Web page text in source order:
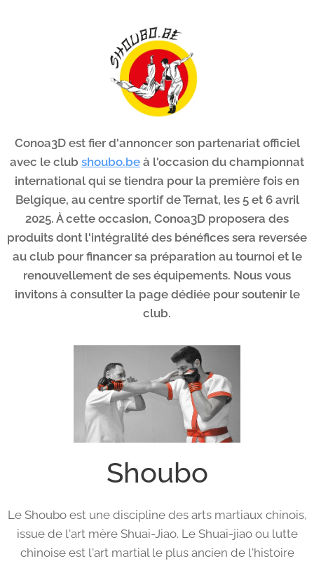
Conoa3D est fier d'annoncer son partenariat officiel
avec le club shoubo.be à l'occasion du championnat
international qui se tiendra pour la première fois en
Belgique, au centre sportif de Ternat, les 5 et 6 avril
2025. À cette occasion, Conoa3D proposera des
produits dont l'intégralité des bénéfices sera reversée
au club pour financer sa préparation au tournoi et le
renouvellement de ses équipements. Nous vous
invitons à consulter la page dédiée pour soutenir le
club.
Shoubo
Le Shoubo est une discipline des arts martiaux chinois,
issue de l'art mère Shuai-Jiao. Le Shuai-jiao ou lutte
chinoise est l'art martial le plus ancien de l'histoire